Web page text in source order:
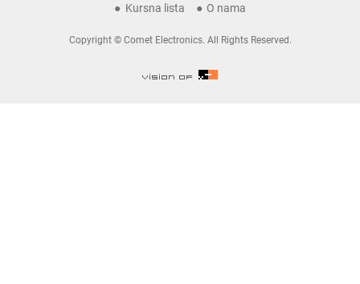
Kursna lista
O nama
Copyright © Comet Electronics. All Rights Reserved.